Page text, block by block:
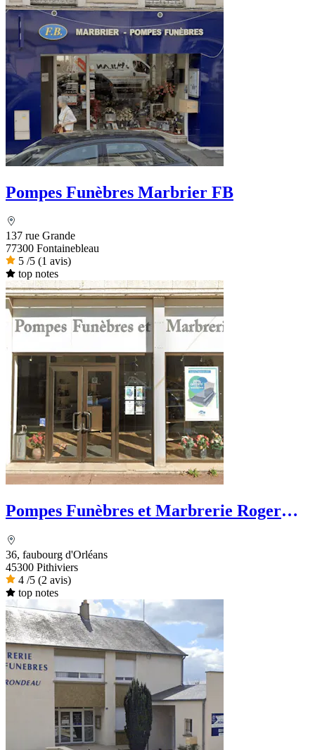
Pompes Funèbres Marbrier FB
137 rue Grande
77300 Fontainebleau
5 /5 (1 avis)
top notes
Pompes Funèbres et Marbrerie Roger
36, faubourg d'Orléans
45300 Pithiviers
4 /5 (2 avis)
top notes